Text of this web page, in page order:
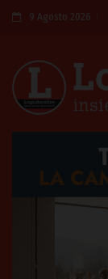
9 Agosto 2026